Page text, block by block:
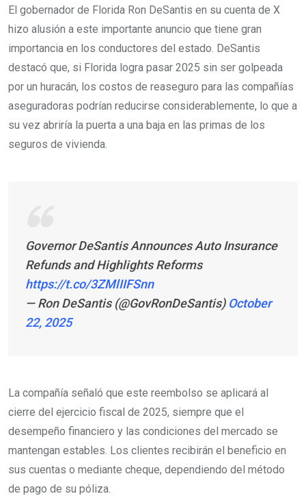
El gobernador de Florida Ron DeSantis en su cuenta de X
hizo alusión a este importante anuncio que tiene gran
importancia en los conductores del estado. DeSantis
destacó que, si Florida logra pasar 2025 sin ser golpeada
por un huracán, los costos de reaseguro para las compañías
aseguradoras podrían reducirse considerablemente, lo que a
su vez abriría la puerta a una baja en las primas de los
seguros de vivienda.
Governor DeSantis Announces Auto Insurance
Refunds and Highlights Reforms
https://t.co/3ZMlIIFSnn
— Ron DeSantis (@GovRonDeSantis) October
22, 2025
La compañía señaló que este reembolso se aplicará al
cierre del ejercicio fiscal de 2025, siempre que el
desempeño financiero y las condiciones del mercado se
mantengan estables. Los clientes recibirán el beneficio en
sus cuentas o mediante cheque, dependiendo del método
de pago de su póliza.